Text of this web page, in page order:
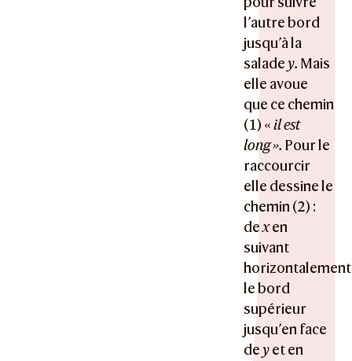
l’autre bord
jusqu’à la
saladey. Mais
elle avoue
que ce chemin
(1) «il est
long ». Pour le
raccourcir
elle dessine le
chemin (2) :
dexen
suivant
horizontalement
le bord
supérieur
jusqu’en face
deyet en